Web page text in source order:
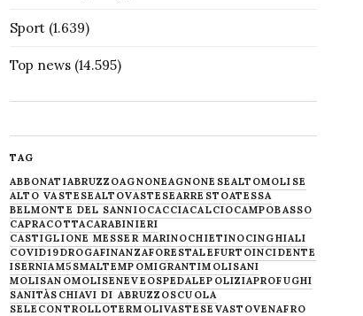
Sport(1.639)
Top news(14.595)
TAG
ABBONATIABRUZZOAGNONEAGNONESEALTOMOLISE
ALTO VASTESEALTOVASTESEARRESTOATESSA
BELMONTE DEL SANNIOCACCIACALCIOCAMPOBASSO
CAPRACOTTACARABINIERI
CASTIGLIONE MESSER MARINOCHIETINOCINGHIALI
COVID19DROGAFINANZAFORESTALEFURTOINCIDENTE
ISERNIAM5SMALTEMPOMIGRANTIMOLISANI
MOLISANOMOLISENEVE OSPEDALEPOLIZIAPROFUGHI
SANITÀSCHIAVI DI ABRUZZOSCUOLA
SELECONTROLLOTERMOLIVASTESE VASTOVENAFRO